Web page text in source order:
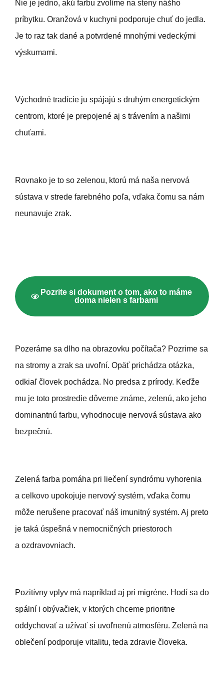
Nie je jedno, akú farbu zvolíme na steny nášho
príbytku. Oranžová v kuchyni podporuje chuť do jedla.
Je to raz tak dané a potvrdené mnohými vedeckými
výskumami.
Východné tradície ju spájajú s druhým energetickým
centrom, ktoré je prepojené aj s trávením a našimi
chuťami.
Rovnako je to so zelenou, ktorú má naša nervová
sústava v strede farebného poľa, vďaka čomu sa nám
neunavuje zrak.
Pozrite si dokument o tom, ako to máme
doma nielen s farbami
Pozeráme sa dlho na obrazovku počítača? Pozrime sa
na stromy a zrak sa uvoľní. Opäť prichádza otázka,
odkiaľ človek pochádza. No predsa z prírody. Keďže
mu je toto prostredie dôverne známe, zelenú, ako jeho
dominantnú farbu, vyhodnocuje nervová sústava ako
bezpečnú.
Zelená farba pomáha pri liečení syndrómu vyhorenia
a celkovo upokojuje nervový systém, vďaka čomu
môže nerušene pracovať náš imunitný systém. Aj preto
je taká úspešná v nemocničných priestoroch
a ozdravovniach.
Pozitívny vplyv má napríklad aj pri migréne. Hodí sa do
spální i obývačiek, v ktorých chceme prioritne
oddychovať a užívať si uvoľnenú atmosféru. Zelená na
oblečení podporuje vitalitu, teda zdravie človeka.